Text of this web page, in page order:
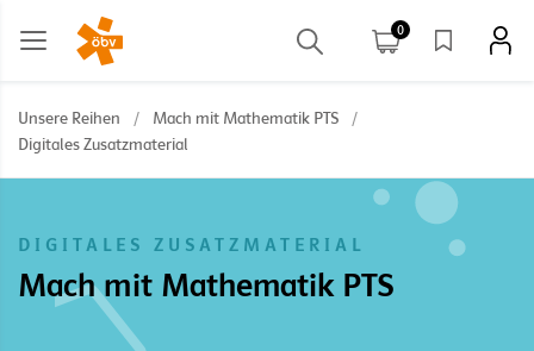
0
Unsere Reihen / Mach mit Mathematik PTS
/
Digitales Zusatzmaterial
DIGITALES ZUSATZMATERIAL
Mach mit Mathematik PTS